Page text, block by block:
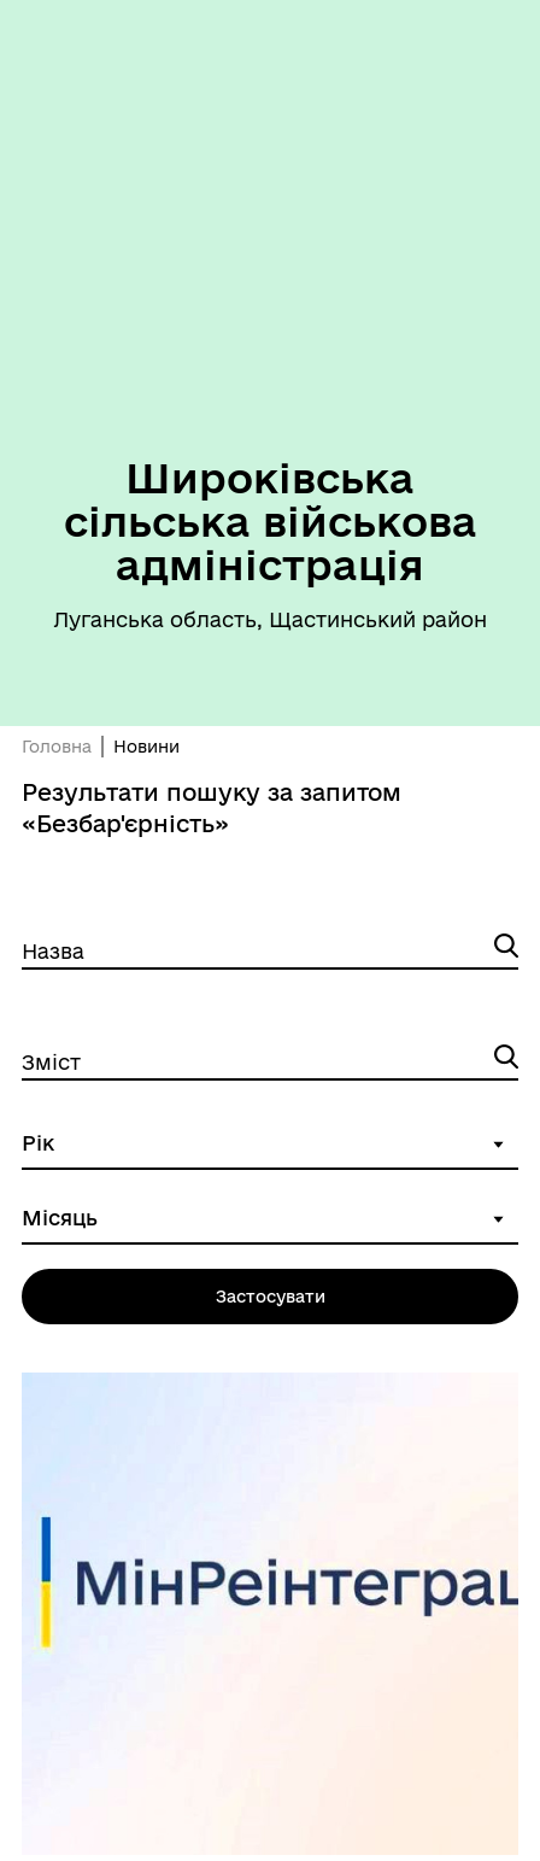
Широківська
сільська військова
адміністрація
Луганська область, Щастинський район
Головна Новини
Результати пошуку за запитом
«Безбар'єрність»
Назва
Зміст
Застосувати